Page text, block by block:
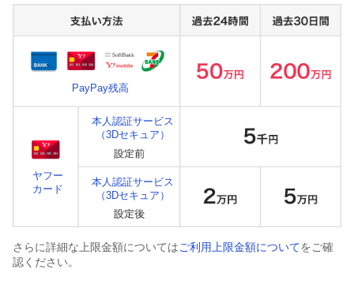
PayPay残高
ヤフー
カード
本人認証サービス
（3Dセキュア）
本人認証サービス
（3Dセキュア）
さらに詳細な上限金額についてはご利用上限金額についてをご確
認ください。